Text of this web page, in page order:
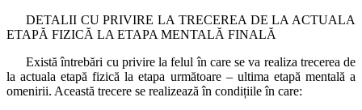
DETALII CU PRIVIRE LA TRECEREA DE LA ACTUALA
ETAPĂ FIZICĂ LA ETAPA MENTALĂ FINALĂ
Există întrebări cu privire la felul în care se va realiza trecerea de
la actuala etapă fizică la etapa următoare – ultima etapă mentală a
omenirii. Această trecere se realizează în condițiile în care: